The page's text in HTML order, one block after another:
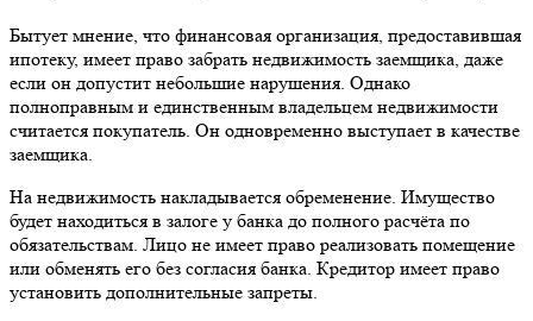
Бытует мнение, что финансовая организация, предоставившая
ипотеку, имеет право забрать недвижимость заемщика, даже
если он допустит небольшие нарушения. Однако
полноправным и единственным владельцем недвижимости
считается покупатель. Он одновременно выступает в качестве
заемщика.
На недвижимость накладывается обременение. Имущество
будет находиться в залоге у банка до полного расчёта по
обязательствам. Лицо не имеет право реализовать помещение
или обменять его без согласия банка. Кредитор имеет право
установить дополнительные запреты.